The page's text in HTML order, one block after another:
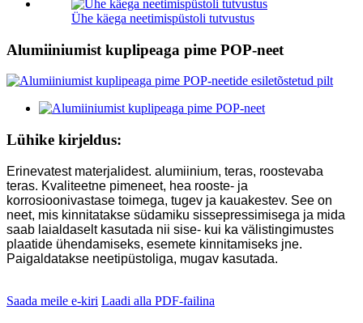
Ühe käega neetimispüstoli tutvustus
Alumiiniumist kuplipeaga pime POP-neet
Lühike kirjeldus:
Erinevatest materjalidest. alumiinium, teras, roostevaba
teras. Kvaliteetne pimeneet, hea rooste- ja
korrosioonivastase toimega, tugev ja kauakestev. See on
neet, mis kinnitatakse südamiku sissepressimisega ja mida
saab laialdaselt kasutada nii sise- kui ka välistingimustes
plaatide ühendamiseks, esemete kinnitamiseks jne.
Paigaldatakse neetipüstoliga, mugav kasutada.
Saada meile e-kiri Laadi alla PDF-failina